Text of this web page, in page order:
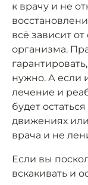
к врачу и не
всё зависит
организма.
нужно. А если
лечение и
будет
движениях
врача и не
Если вы
вскакивать и